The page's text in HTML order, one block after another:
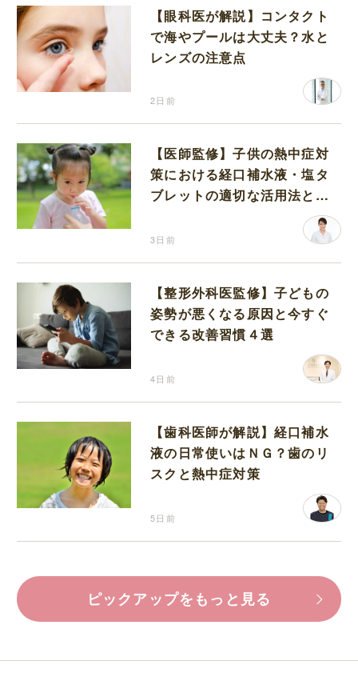
【眼科医が解説】コンタクト
で海やプールは大丈夫？水と
レンズの注意点
2日前
【医師監修】子供の熱中症対
策における経口補水液・塩タ
ブレットの適切な活用法と水
3日前
【整形外科医監修】子どもの
姿勢が悪くなる原因と今すぐ
できる改善習慣４選
4日前
【歯科医師が解説】経口補水
液の日常使いはＮＧ？歯のリ
スクと熱中症対策
5日前
ピックアップをもっと見る